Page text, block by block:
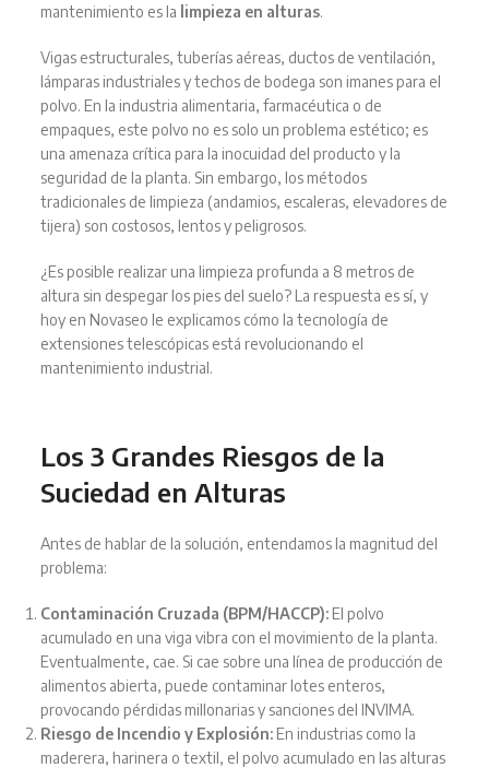
mantenimiento es la limpieza en alturas.
Vigas estructurales, tuberías aéreas, ductos de ventilación,
lámparas industriales y techos de bodega son imanes para el
polvo. En la industria alimentaria, farmacéutica o de
empaques, este polvo no es solo un problema estético; es
una amenaza crítica para la inocuidad del producto y la
seguridad de la planta. Sin embargo, los métodos
tradicionales de limpieza (andamios, escaleras, elevadores de
tijera) son costosos, lentos y peligrosos.
¿Es posible realizar una limpieza profunda a 8 metros de
altura sin despegar los pies del suelo? La respuesta es sí, y
hoy en Novaseo le explicamos cómo la tecnología de
extensiones telescópicas está revolucionando el
mantenimiento industrial.
Los 3 Grandes Riesgos de la
Suciedad en Alturas
Antes de hablar de la solución, entendamos la magnitud del
problema:
Contaminación Cruzada (BPM/HACCP):El polvo
acumulado en una viga vibra con el movimiento de la planta.
Eventualmente, cae. Si cae sobre una línea de producción de
alimentos abierta, puede contaminar lotes enteros,
provocando pérdidas millonarias y sanciones del INVIMA.
Riesgo de Incendio y Explosión:En industrias como la
maderera, harinera o textil, el polvo acumulado en las alturas